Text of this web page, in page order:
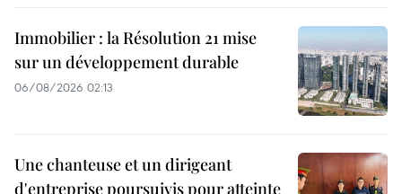
Immobilier : la Résolution 21 mise
sur un développement durable
06/08/2026 02:13
Une chanteuse et un dirigeant
d'entreprise poursuivis pour atteinte